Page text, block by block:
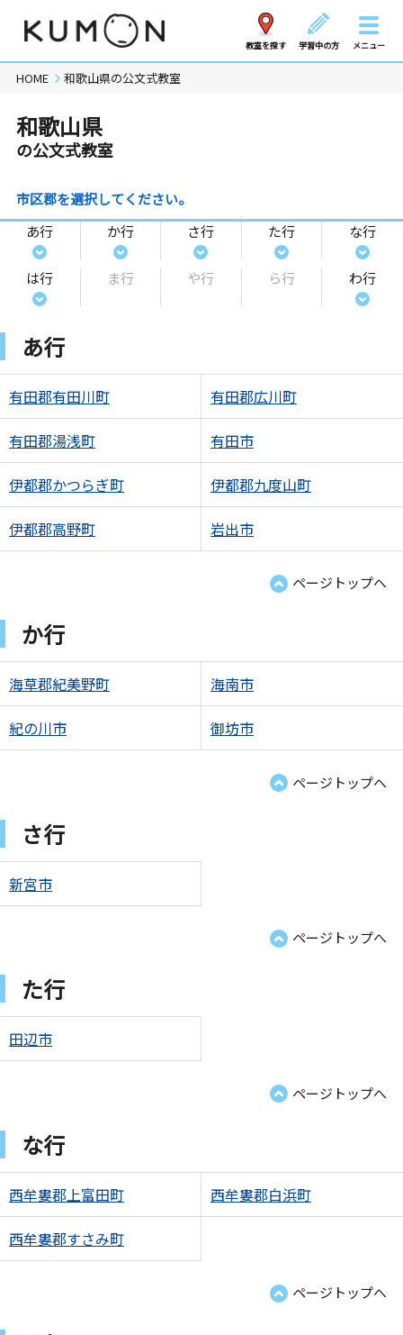
教室を探す 学習中の方 メニュー
HOME 和歌山県の公文式教室
和歌山県
の公文式教室
市区郡を選択してください。
あ行
か行 さ行 た行 な行
は行 ま行 や行 ら行 わ行
あ行
有田郡有田川町 有田郡広川町
有田郡湯浅町 有田市
伊都郡かつらぎ町 伊都郡九度山町
伊都郡高野町 岩出市
ページトップへ
か行
海草郡紀美野町 海南市
紀の川市 御坊市
ページトップへ
さ行
新宮市
ページトップへ
た行
田辺市
ページトップへ
な行
西牟婁郡上富田町 西牟婁郡白浜町
西牟婁郡すさみ町
ページトップへ